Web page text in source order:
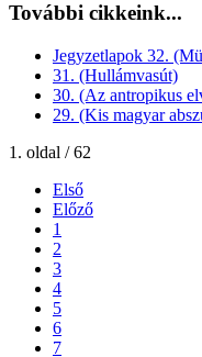
További cikkeink...
Jegyzetlapok 32.
31. (Hullámvasút)
30. (Az antropikus
29. (Kis magyar
1. oldal / 62
Első
Előző
1
2
3
4
5
6
7